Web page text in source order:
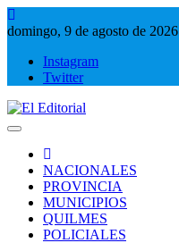
Saltar
al
domingo, 9 de agosto de 2026
Instagram
Twitter
NACIONALES
PROVINCIA
MUNICIPIOS
QUILMES
POLICIALES